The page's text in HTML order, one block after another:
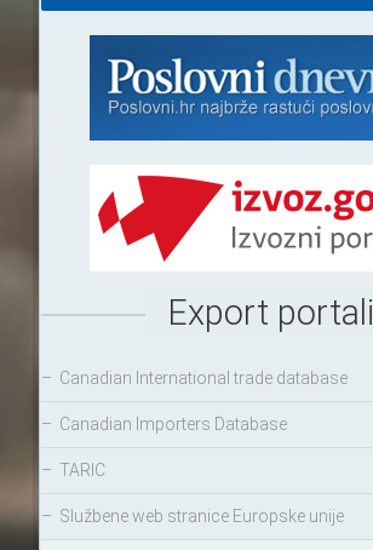
Export portali
– Canadian International trade database
– Canadian Importers Database
– TARIC
– Službene web stranice Europske unije